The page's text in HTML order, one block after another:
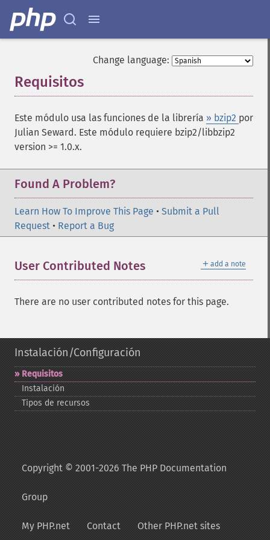
Change language:
Requisitos
Este módulo usa las funciones de la librería » bzip2 por
Julian Seward. Este módulo requiere bzip2/libbzip2
version >= 1.0.x.
Found A Problem?
Learn How To Improve This Page • Submit a Pull
Request • Report a Bug
＋ add a note
User Contributed Notes
There are no user contributed notes for this page.
Instalación/Configuración
Requisitos
Instalación
Tipos de recursos
Copyright © 2001-2026 The PHP Documentation
Group
My PHP.net Contact Other PHP.net sites